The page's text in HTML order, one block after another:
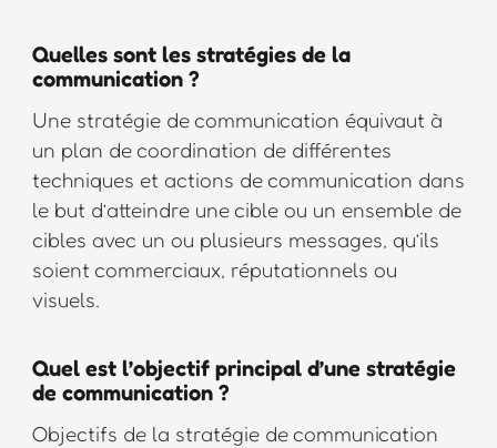
Quelles sont les stratégies de la
communication ?
Une stratégie de communication équivaut à
un plan de coordination de différentes
techniques et actions de communication dans
le but d’atteindre une cible ou un ensemble de
cibles avec un ou plusieurs messages, qu’ils
soient commerciaux, réputationnels ou
visuels.
Quel est l’objectif principal d’une stratégie
de communication ?
Objectifs de la stratégie de communication